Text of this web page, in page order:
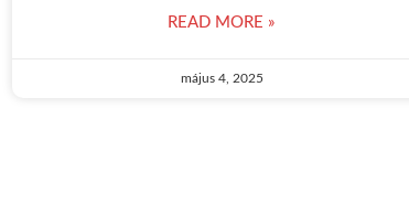
READ MORE »
május 4, 2025